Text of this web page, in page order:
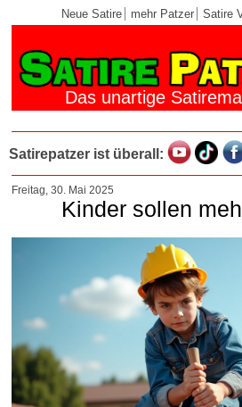
Neue Satire mehr Patzer Satire
Das unartige
Satirepatzer ist überall:
Freitag, 30. Mai 2025
Kinder sollen